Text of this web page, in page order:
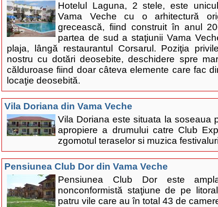
Hotelul Laguna, 2 stele, este
Vama Veche cu o arhitectură
grecească, fiind construit în anul
partea de sud a staţiunii Vama
plaja, lângă restaurantul Corsarul. Poziţia
nostru cu dotări deosebite, deschidere spre
călduroase fiind doar câteva elemente care fac
locaţie deosebită.
Vila Doriana din Vama Veche
Vila Doriana este situata la soseaua
apropiere a drumului catre Club
zgomotul teraselor si muzica
Pensiunea Club Dor din Vama Veche
Pensiunea Club Dor este
nonconformistă staţiune de pe
patru vile care au în total 43 de